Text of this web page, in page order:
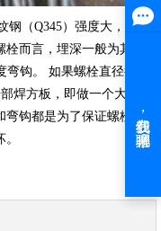
钢（Q345）强度大，做螺
而言，埋深一般为其直
钩。 如果螺栓直径很大
焊方板，即做一个大头就
弯钩都是为了保证螺栓与